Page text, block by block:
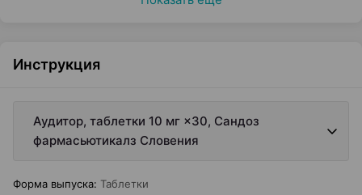
Инструкция
Аудитор, таблетки 10 мг ×30, Сандоз
фармасьютикалз Словения
Форма выпуска: Таблетки